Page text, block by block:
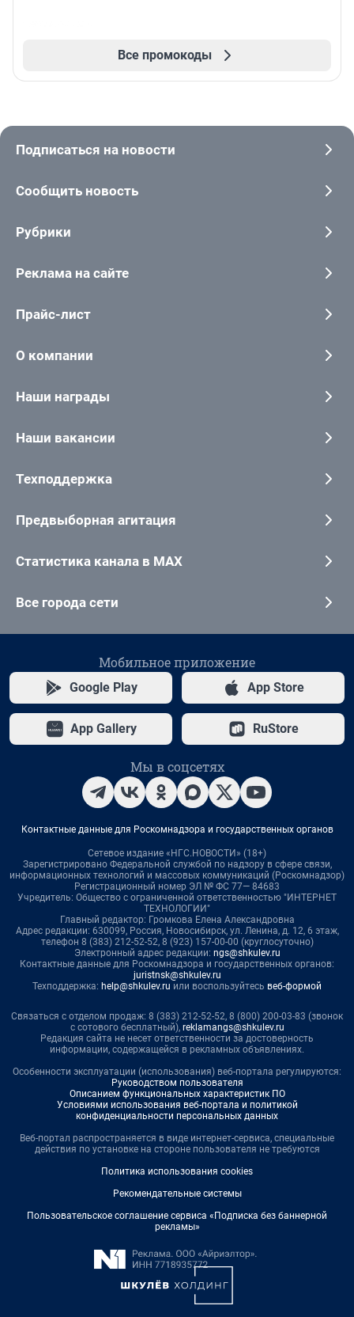
Все промокоды
Подписаться на новости
Сообщить новость
Рубрики
Реклама на сайте
Прайс-лист
О компании
Наши награды
Наши вакансии
Техподдержка
Предвыборная агитация
Статистика канала в MAX
Все города сети
Мобильное приложение
Google Play App Store
App Gallery RuStore
Мы в соцсетях
Контактные данные для Роскомнадзора и государственных органов
Сетевое издание «НГС.НОВОСТИ» (18+)
Зарегистрировано Федеральной службой по надзору в сфере связи,
информационных технологий и массовых коммуникаций (Роскомнадзор)
Регистрационный номер ЭЛ № ФС 77— 84683
Учредитель: Общество с ограниченной ответственностью "ИНТЕРНЕТ
ТЕХНОЛОГИИ"
Главный редактор: Громкова Елена Александровна
Адрес редакции: 630099, Россия, Новосибирск, ул. Ленина, д. 12, 6 этаж,
телефон 8 (383) 212-52-52, 8 (923) 157-00-00 (круглосуточно)
Электронный адрес редакции: ngs@shkulev.ru
Контактные данные для Роскомнадзора и государственных органов:
juristnsk@shkulev.ru
Техподдержка: help@shkulev.ru или воспользуйтесь веб-формой
Связаться с отделом продаж: 8 (383) 212-52-52, 8 (800) 200-03-83 (звонок
с сотового бесплатный), reklamangs@shkulev.ru
Редакция сайта не несет ответственности за достоверность
информации, содержащейся в рекламных объявлениях.
Особенности эксплуатации (использования) веб-портала регулируются:
Руководством пользователя
Описанием функциональных характеристик ПО
Условиями использования веб-портала и политикой
конфиденциальности персональных данных
Веб-портал распространяется в виде интернет-сервиса, специальные
действия по установке на стороне пользователя не требуются
Политика использования cookies
Рекомендательные системы
Пользовательское соглашение сервиса «Подписка без баннерной
рекламы»